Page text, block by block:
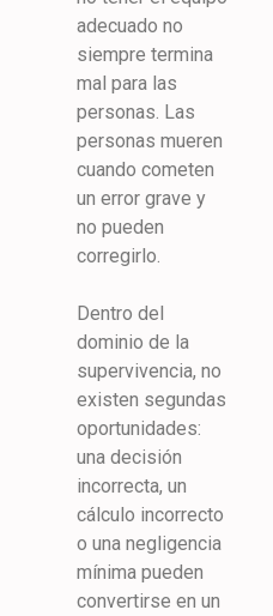
adecuado no
siempre termina
mal para las
personas. Las
personas mueren
cuando cometen
un error grave y
no pueden
corregirlo.
Dentro del
dominio de la
supervivencia, no
existen segundas
oportunidades:
una decisión
incorrecta, un
cálculo incorrecto
o una negligencia
mínima pueden
convertirse en un